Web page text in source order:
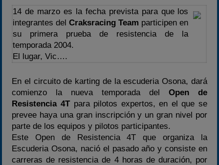
Temporadas anteriores
2020-2021
2025
Estadísticas
Preguntas Frecuentes
14 de marzo es la fecha prevista para que los
integrantes delCraksracing Team participen en
su primera prueba de resistencia de la
temporada 2004.
El lugar, Vic….
En el circuito de karting de la escuderia Osona, dará
comienzo la nueva temporada del Open de
Resistencia 4Tpara pilotos expertos, en el que se
prevee haya una gran inscripción y un gran nivel por
parte de los equipos y pilotos participantes.
Este Open de Resistencia 4T que organiza la
Escuderia Osona, nació el pasado año y consiste en
carreras de resistencia de 4 horas de duración, por